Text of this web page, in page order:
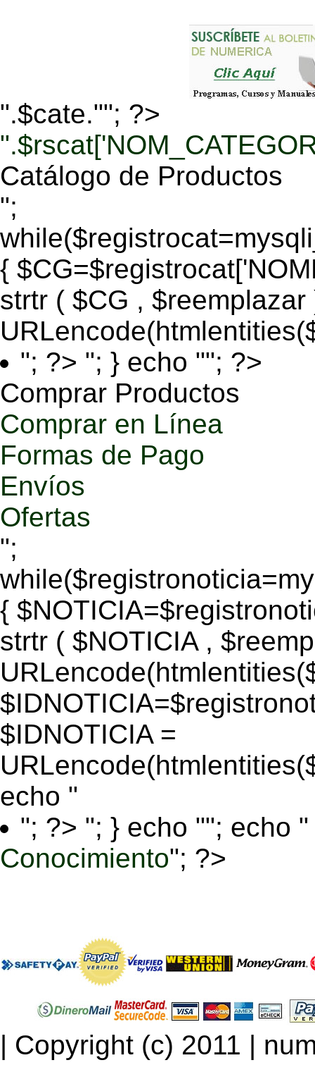
".$cate.""; ?>
Catálogo de Productos
";
{
strtr ( $CG , $reemplazar
"; ?> "; } echo ""; ?>
Comprar Productos
Comprar en Línea
Formas de Pago
Envíos
Ofertas
";
{
strtr ( $NOTICIA ,
$IDNOTICIA =
echo "
"; ?> "; } echo ""; echo "
Conocimiento"; ?>
| Copyright (c) 2011 |